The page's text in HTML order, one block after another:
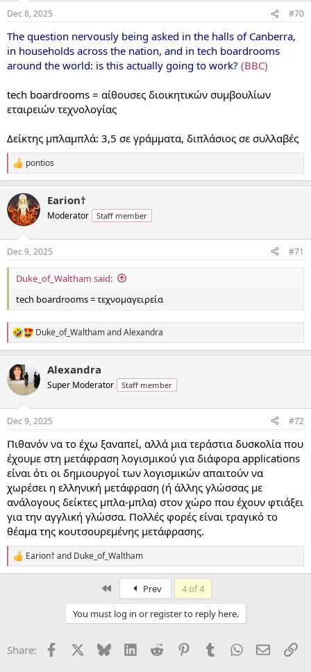
s
Dec 8, 2025 #70
The question nervously being asked in the halls of Canberra,
in households across the nation, and in tech boardrooms
around the world: is this actually going to work? (BBC)
tech boardrooms = αίθουσες διοικητικών συμβουλίων
εταιρειών τεχνολογίας
Δείκτης μπλαμπλά: 3,5 σε γράμματα, διπλάσιος σε συλλαβές
R
e
c
t
i
s
:
pontios
Earion†
Moderator Staff member
Dec 9, 2025 #71
Duke_of_Waltham said:
tech boardrooms = τεχνομαγειρεία
R
e
c
t
i
s
Duke_of_WalthamandAlexandra
Alexandra
Super Moderator Staff member
Dec 9, 2025 #72
Πιθανόν να το έχω ξαναπεί, αλλά μια τεράστια δυσκολία που
έχουμε στη μετάφραση λογισμικού για διάφορα applications
είναι ότι οι δημιουργοί των λογισμικών απαιτούν να
χωρέσει η ελληνική μετάφραση (ή άλλης γλώσσας με
ανάλογους δείκτες μπλα-μπλα) στον χώρο που έχουν φτιάξει
για την αγγλική γλώσσα. Πολλές φορές είναι τραγικό το
θέαμα της κουτσουρεμένης μετάφρασης.
R
e
s
Earion†and Duke_of_Waltham
Prev
4 of 4
You must log in or register to reply here.
Share: Facebook Bluesky LinkedInReddit PinterestTumblrWhatsApp
Email